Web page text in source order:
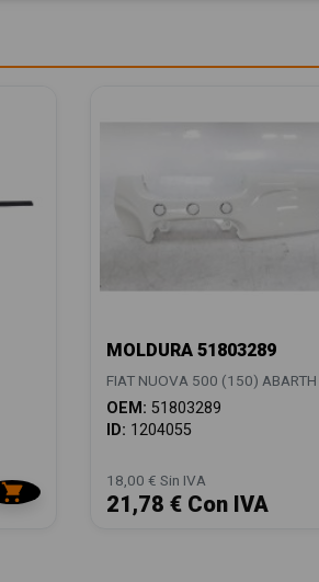
MOLDURA 51803289
FIAT NUOVA 500 (150) ABARTH
OEM: 51803289
ID: 1204055
18,00 € Sin IVA
21,78 € Con IVA